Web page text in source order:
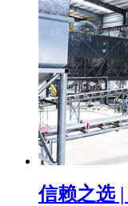
信赖之选